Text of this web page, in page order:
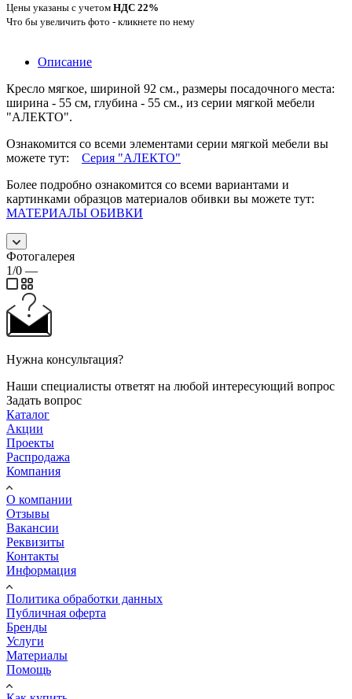
Цены указаны с учетом НДС 22%
Что бы увеличить фото - кликнете по нему
Описание
Кресло мягкое, шириной 92 см., размеры посадочного места:
ширина - 55 см, глубина - 55 см., из серии мягкой мебели
"АЛЕКТО".
Ознакомится со всеми элементами серии мягкой мебели вы
можете тут:
Серия "АЛЕКТО"
Более подробно ознакомится со всеми вариантами и
картинками образцов материалов обивки вы можете тут:
МАТЕРИАЛЫ ОБИВКИ
Фотогалерея
1/0 —
Нужна консультация?
Наши специалисты ответят на любой интересующий вопрос
Задать вопрос
Каталог
Акции
Проекты
Распродажа
Компания
О компании
Отзывы
Вакансии
Реквизиты
Контакты
Информация
Политика обработки данных
Публичная оферта
Бренды
Услуги
Материалы
Помощь